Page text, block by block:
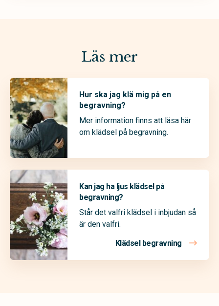
Läs mer
Hur ska jag klä mig på en
begravning?
Mer information finns att läsa här
om klädsel på begravning.
Kan jag ha ljus klädsel på
begravning?
Står det valfri klädsel i inbjudan så
är den valfri.
Klädsel begravning